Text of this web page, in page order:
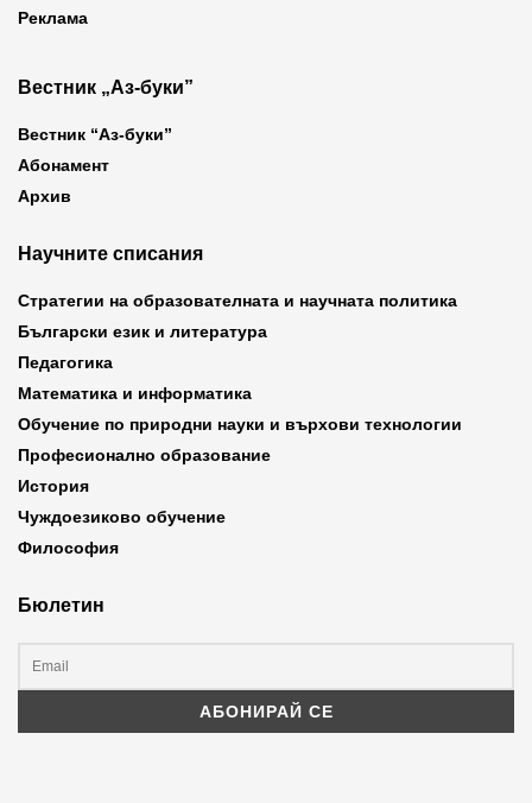
Реклама
Вестник „Аз-буки”
Вестник “Аз-буки”
Абонамент
Архив
Научните списания
Стратегии на образователната и научната политика
Български език и литература
Педагогика
Математика и информатика
Обучение по природни науки и върхови технологии
Професионално образование
История
Чуждоезиково обучение
Философия
Бюлетин